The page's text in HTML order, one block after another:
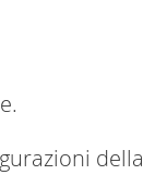
della